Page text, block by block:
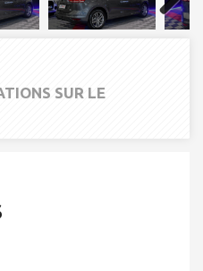
Next
SUR LE